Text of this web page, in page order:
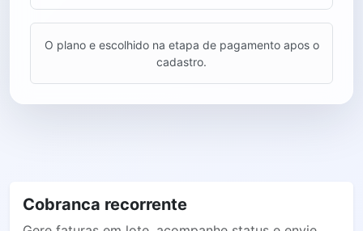
O plano e escolhido na etapa de pagamento apos o
cadastro.
Cobranca recorrente